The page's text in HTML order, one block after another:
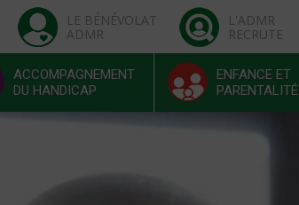
LE BÉNÉVOLAT
ADMR
L'ADMR
RECRUTE
ACCOMPAGNEMENT
DU HANDICAP
ENFANCE ET
PARENTALITÉ